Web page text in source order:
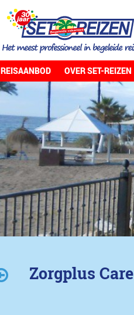
REISAANBOD OVER SET-REIZEN
Zorgplus Care